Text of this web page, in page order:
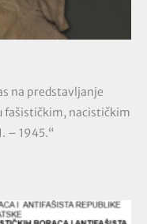
na predstavljanje
fašističkim, nacističkim
– 1945.“